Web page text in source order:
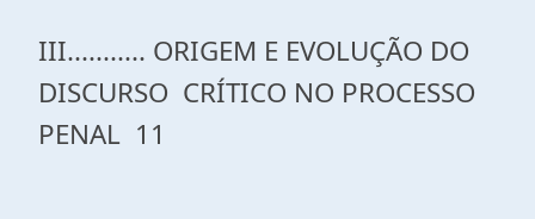
III........... ORIGEM E EVOLUÇÃO DO
DISCURSO CRÍTICO NO PROCESSO
PENAL 11